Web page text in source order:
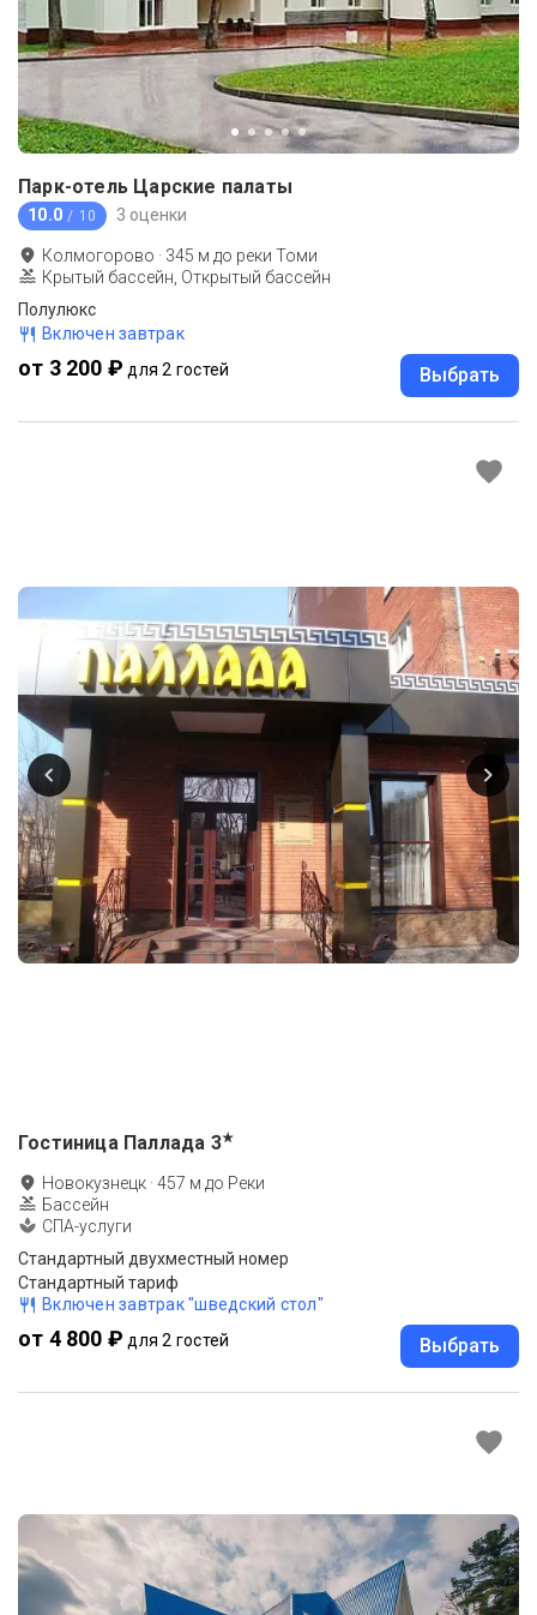
Парк-отель Царские палаты
10.0 / 10 3 оценки
Колмогорово · 345 м до реки Томи
Крытый бассейн, Открытый бассейн
Полулюкс
Включен завтрак
от 3 200 ₽ для 2 гостей Выбрать
Гостиница Паллада 3★
Новокузнецк ·457 м до Реки
Бассейн
СПА-услуги
Стандартный двухместный номер
Стандартный тариф
Включен завтрак "шведский стол"
от 4 800 ₽ для 2 гостей Выбрать